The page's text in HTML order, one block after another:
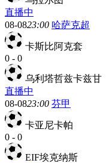
直播中
08-0823:00 哈萨克超
卡斯比阿克套
0 - 0
乌利塔哲兹卡兹甘
直播中
08-0823:00 芬甲
卡亚尼卡帕
0 - 0
EIF埃克纳斯